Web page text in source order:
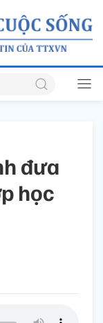
đưa
học